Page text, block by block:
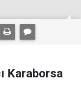
Karaborsa